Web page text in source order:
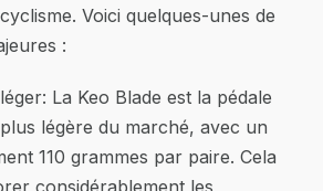
Voici quelques-unes de
:
La Keo Blade est la pédale
légère du marché, avec un
110 grammes par paire. Cela
considérablement les